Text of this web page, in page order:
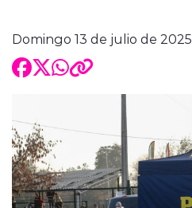
Domingo 13 de julio de 2025